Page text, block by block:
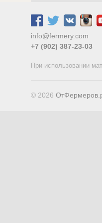
info@fermery.com
+7 (902) 387-23-03
При использовании
© 2026